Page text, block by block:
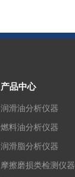
产品中心
润滑油分析仪器
燃料油分析仪器
润滑脂分析仪器
摩擦磨损类检测仪器